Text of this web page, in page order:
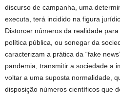
discurso de campanha, uma
executa, terá incidido na figura
Distorcer números da realidade
política pública, ou sonegar da
caracterizam a prática da “fake
pandemia, transmitir a sociedade a
voltar a uma suposta normalidade,
disposição números científicos que